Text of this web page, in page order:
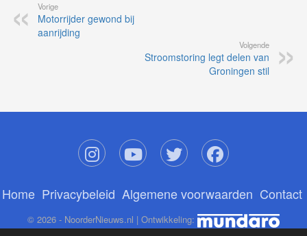
Vorige
Motorrijder gewond bij
aanrijding
Volgende
Stroomstoring legt delen van
Groningen stil
Home Privacybeleid Algemene voorwaarden Contact
© 2026 - NoorderNieuws.nl | Ontwikkeling: